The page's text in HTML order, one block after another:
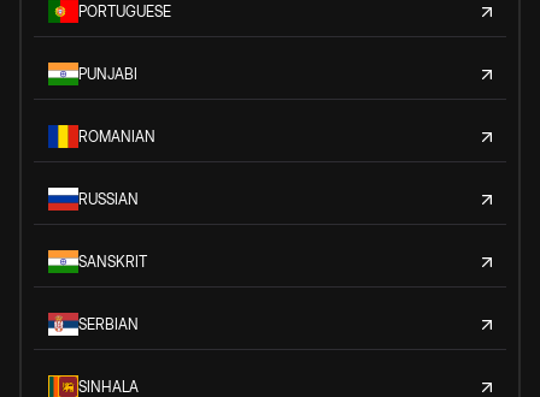
PORTUGUESE
PUNJABI
ROMANIAN
RUSSIAN
SANSKRIT
SERBIAN
SINHALA